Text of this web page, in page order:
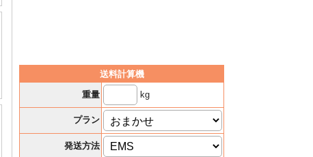
送料計算機
重量
kg
プラン
発送方法